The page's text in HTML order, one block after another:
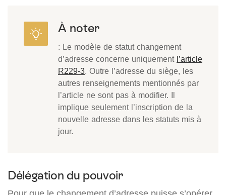
À noter
: Le modèle de statut changement
d’adresse concerne uniquement l’article
R229-3. Outre l’adresse du siège, les
autres renseignements mentionnés par
l’article ne sont pas à modifier. Il
implique seulement l’inscription de la
nouvelle adresse dans les statuts mis à
jour.
Délégation du pouvoir